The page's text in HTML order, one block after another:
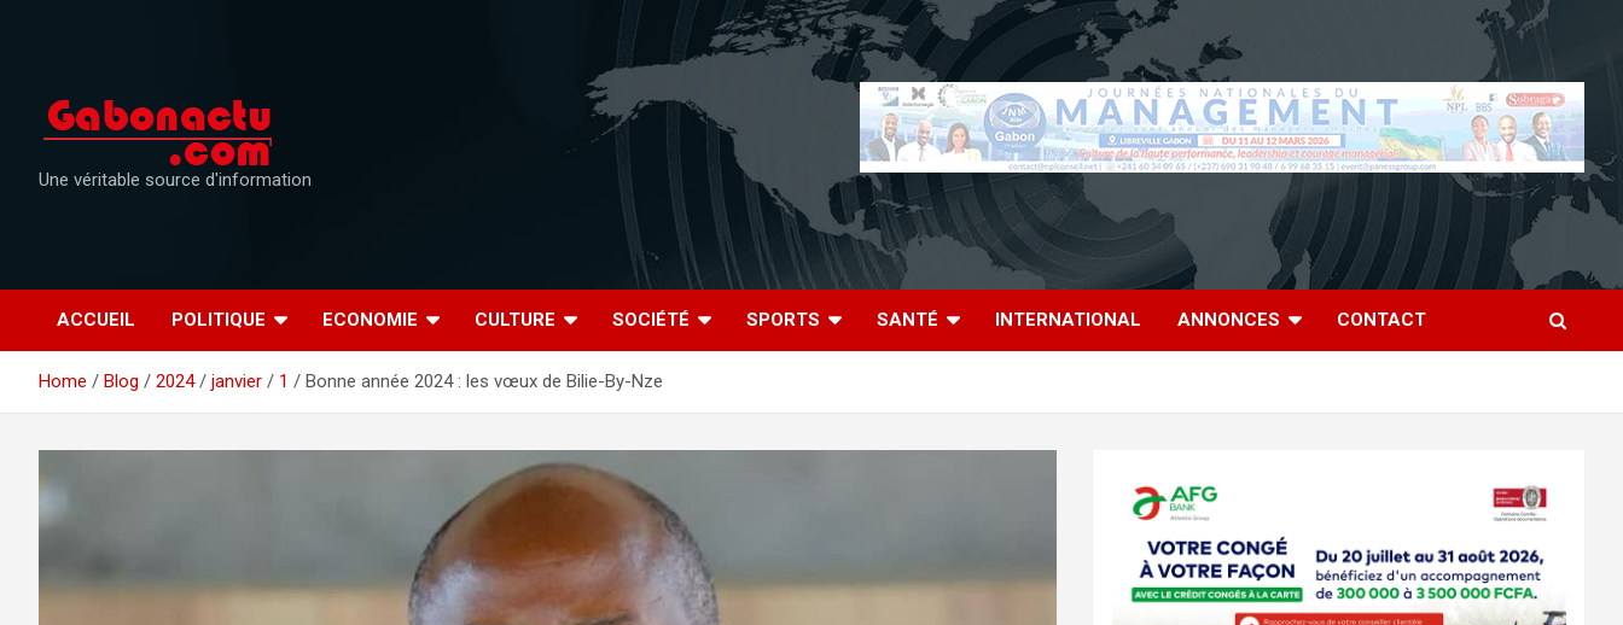
Une véritable source d'information
ACCUEIL POLITIQUE ECONOMIE CULTURE SOCIÉTÉ SPORTS SANTÉ INTERNATIONAL ANNONCES CONTACT
Home Blog 2024 janvier 1 Bonne année 2024 : les vœux de Bilie-By-Nze